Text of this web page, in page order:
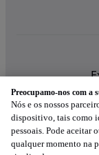
Preocupamo-nos com a
Nós e os nossos
dispositivo, tais como
pessoais. Pode aceitar
qualquer momento na